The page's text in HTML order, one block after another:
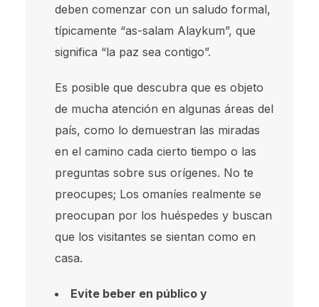
deben comenzar con un saludo formal,
típicamente “as-salam Alaykum”, que
significa “la paz sea contigo”.
Es posible que descubra que es objeto
de mucha atención en algunas áreas del
país, como lo demuestran las miradas
en el camino cada cierto tiempo o las
preguntas sobre sus orígenes. No te
preocupes; Los omaníes realmente se
preocupan por los huéspedes y buscan
que los visitantes se sientan como en
casa.
Evite beber en público y